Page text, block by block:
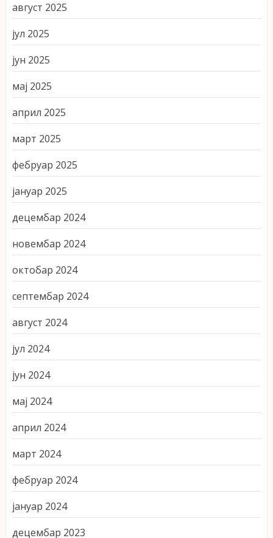
август 2025
јул 2025
јун 2025
мај 2025
април 2025
март 2025
фебруар 2025
јануар 2025
децембар 2024
новембар 2024
октобар 2024
септембар 2024
август 2024
јул 2024
јун 2024
мај 2024
април 2024
март 2024
фебруар 2024
јануар 2024
децембар 2023